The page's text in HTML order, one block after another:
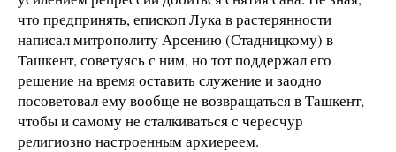
что предпринять, епископ Лука в растерянности
написал митрополиту Арсению (Стадницкому) в
Ташкент, советуясь с ним, но тот поддержал его
решение на время оставить служение и заодно
посоветовал ему вообще не возвращаться в Ташкент,
чтобы и самому не сталкиваться с чересчур
религиозно настроенным архиереем.